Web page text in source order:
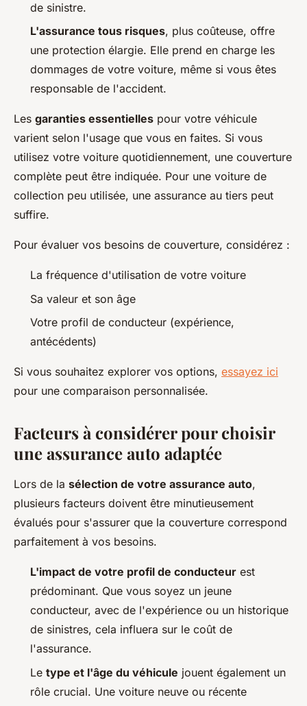
de sinistre.
L'assurance tous risques, plus coûteuse, offre
une protection élargie. Elle prend en charge les
dommages de votre voiture, même si vous êtes
responsable de l'accident.
Les garanties essentielles pour votre véhicule
varient selon l'usage que vous en faites. Si vous
utilisez votre voiture quotidiennement, une couverture
complète peut être indiquée. Pour une voiture de
collection peu utilisée, une assurance au tiers peut
suffire.
Pour évaluer vos besoins de couverture, considérez :
La fréquence d'utilisation de votre voiture
Sa valeur et son âge
Votre profil de conducteur (expérience,
antécédents)
Si vous souhaitez explorer vos options, essayez ici
pour une comparaison personnalisée.
Facteurs à considérer pour choisir
une assurance auto adaptée
Lors de la sélection de votre assurance auto,
plusieurs facteurs doivent être minutieusement
évalués pour s'assurer que la couverture correspond
parfaitement à vos besoins.
L'impact de votre profil de conducteur est
prédominant. Que vous soyez un jeune
conducteur, avec de l'expérience ou un historique
de sinistres, cela influera sur le coût de
l'assurance.
Le type et l'âge du véhicule jouent également un
rôle crucial. Une voiture neuve ou récente